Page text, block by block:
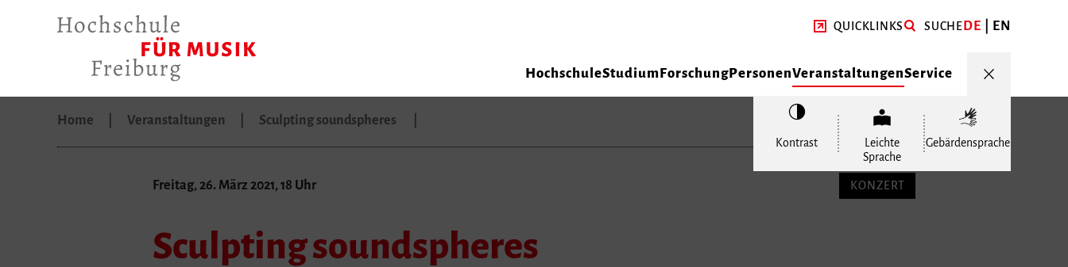
QUICKLINKS SUCHEDE EN
HochschuleStudiumForschungPersonenVeranstaltungenService
Kontrast
Leichte
Sprache
Gebärdensprache
Home Veranstaltungen Sculpting soundspheres
Freitag, 26. März 2021, 18 Uhr KONZERT
Sculpting soundspheres